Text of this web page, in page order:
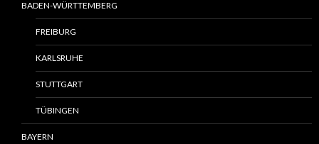
BADEN-WÜRTTEMBERG
FREIBURG
KARLSRUHE
STUTTGART
TÜBINGEN
BAYERN